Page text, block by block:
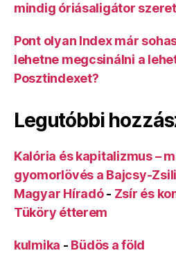
mindig óriásaligátor
Pont olyan Index már
lehetne megcsinálni a
Posztindexet?
Legutóbbi
Kalória és kapitalizmus –
gyomorlövés a Bajcsy-
Magyar Híradó- Zsír és
Tüköry étterem
kulmika - Büdös a föld